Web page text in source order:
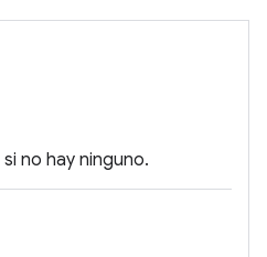
si no hay ninguno.